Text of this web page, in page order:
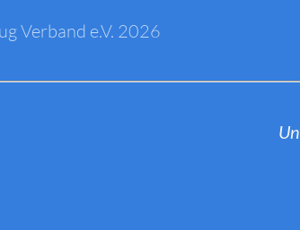
Verband e.V. 2026